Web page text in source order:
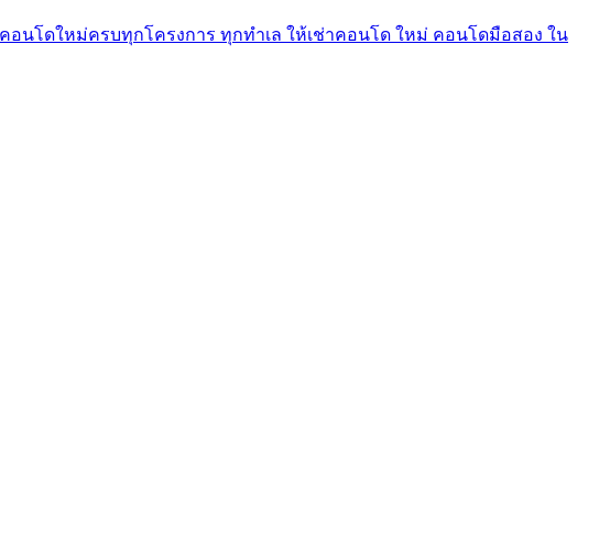
นโดใหม่ครบทุกโครงการ ทุกทำเล ให้เช่าคอนโด ใหม่ คอนโดมือสอง ใน